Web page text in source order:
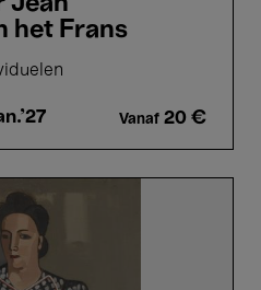
het Frans
Vanaf 20 €